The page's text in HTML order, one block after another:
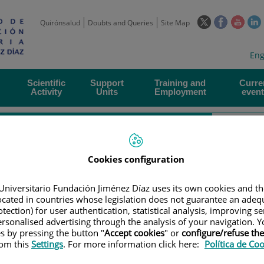
Quirónsalud Doubts and Queries Site Map
This
in
up
This
in
pop-
up
This
open
in
a
pop-
up
Scientific
Activity
Support
Units
Training and
Employment
EMPLOYMENT OFFERS
Cookies configuration
Fundación Jiménez Díaz uses its own cookies and
in countries whose legislation does not guarantee an
for user authentication, statistical analysis, improving
advertising through the analysis of your navigation.
by pressing the button "Accept cookies" or configure/refuse
thisSettings. For more information click here: Política de